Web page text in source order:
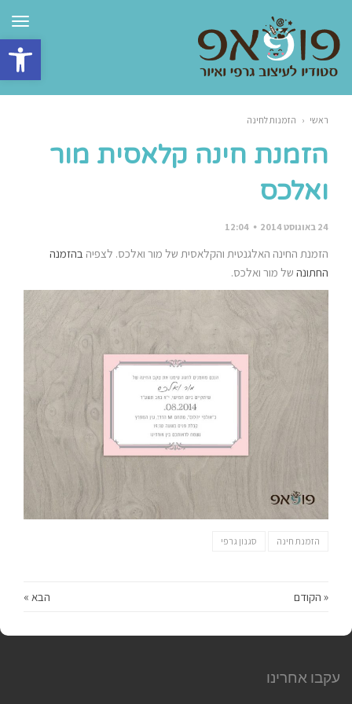
פתח
ראשי ‹ הזמנות לחינה
הזמנת חינה קלאסית מור
ואלכס
24 באוגוסט 2014 12:04
הזמנת החינה האלגנטית והקלאסית של מור ואלכס. לצפיה בהזמנה
החתונה של מור ואלכס.
הזמנת חינה סגנון גרפי
« הקודם הבא »
עקבו אחרינו